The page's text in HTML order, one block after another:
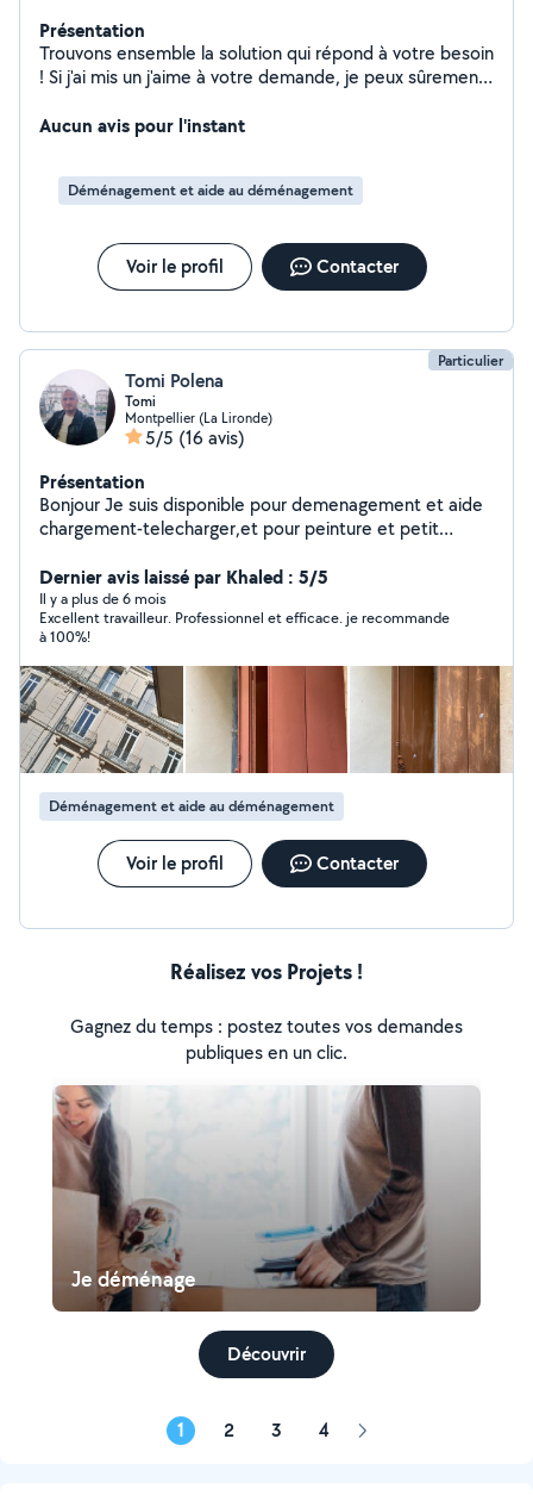
Présentation
Trouvons ensemble la solution qui répond à votre besoin
! Si j'ai mis un j'aime à votre demande, je peux sûrement
message (mon abonnement ne couvre peut-être pas ce
me contacter au numéro ci-dessous : O7.69.39.88.11
Appelez-moi ou envoyez-moi un message avec votre
Aucun avis pour l'instant
Déménagement et aide au déménagement
Voir le profil Contacter
Particulier
Tomi Polena
Tomi
Montpellier (La Lironde)
5/5 (16 avis)
Présentation
Bonjour Je suis disponible pour demenagement et aide
chargement-telecharger,et pour peinture et petit
jours de la semaine Merci
Dernier avis laissé par Khaled : 5/5
Il y a plus de 6 mois
Excellent travailleur. Professionnel et efficace. je recommande
à 100%!
Déménagement et aide au déménagement
Voir le profil Contacter
Réalisez vos Projets !
Gagnez du temps : postez toutes vos demandes
publiques en un clic.
Je déménage
Découvrir
1 2 3 4 Page